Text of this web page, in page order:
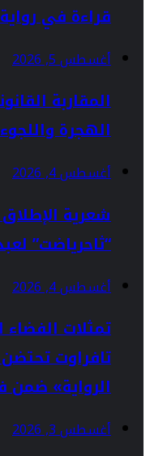
قراءة في
أغسطس 5, 2026
المقاربة
الهجرة
أغسطس 4, 2026
“ثاحرياضت”
أغسطس 4, 2026
تمثلات
تافراوت
الرواية» ضمن
أغسطس 3, 2026